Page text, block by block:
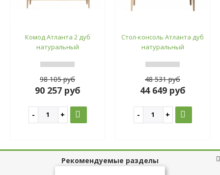
Комод Атланта 2 дуб
натуральный
98 105 руб
90 257 руб
Стол-консоль Атланта дуб
натуральный
48 531 руб
44 649 руб
Рекомендуемые разделы